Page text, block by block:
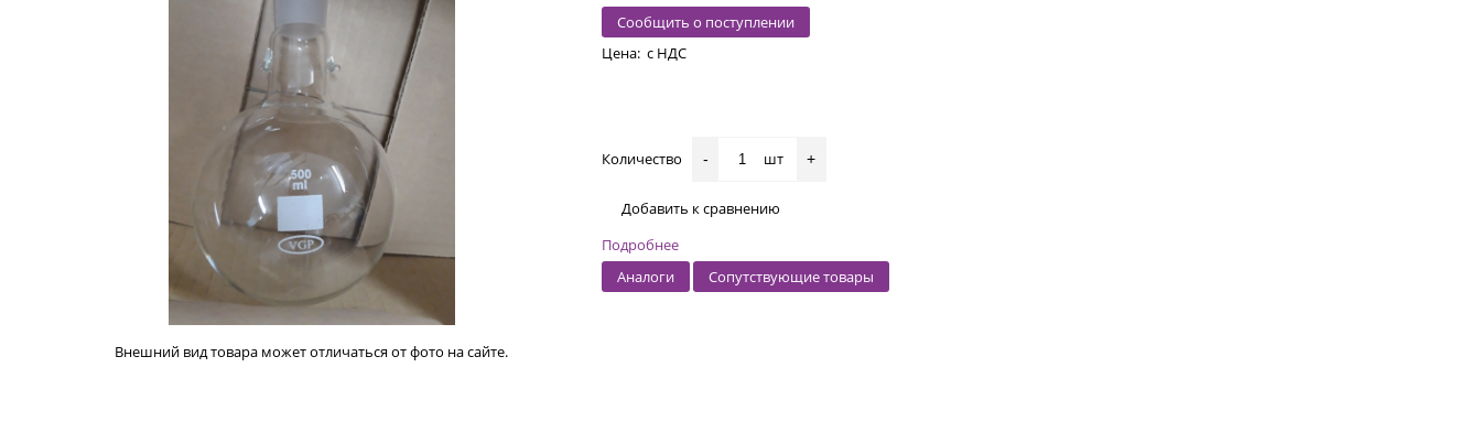
Внешний вид товара может отличаться от фото на сайте.
Сообщить о поступлении
Цена: с НДС
Количество - шт +
Добавить к сравнению
Подробнее
Аналоги
Сопутствующие товары